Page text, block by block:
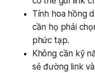
Tính hoa hồng
cần họ phải
phức tạp.
Không cần kỹ
sẻ đường link